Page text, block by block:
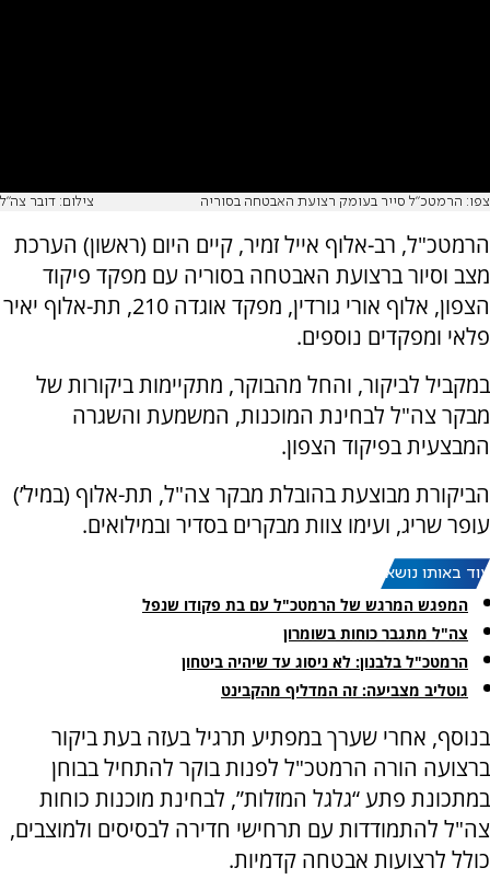
צפו: הרמטכ"ל סייר בעומק רצועת האבטחה בסוריה צילום: דובר צה"ל
הרמטכ"ל, רב-אלוף אייל זמיר, קיים היום (ראשון) הערכת
מצב וסיור ברצועת האבטחה בסוריה עם מפקד פיקוד
הצפון, אלוף אורי גורדין, מפקד אוגדה 210, תת-אלוף יאיר
פלאי ומפקדים נוספים.
במקביל לביקור, והחל מהבוקר, מתקיימות ביקורות של
מבקר צה"ל לבחינת המוכנות, המשמעת והשגרה
המבצעית בפיקוד הצפון.
הביקורת מבוצעת בהובלת מבקר צה"ל, תת-אלוף (במיל’)
עופר שריג, ועימו צוות מבקרים בסדיר ובמילואים.
עוד באותו נושא:
המפגש המרגש של הרמטכ"ל עם בת פקודו שנפל
צה"ל מתגבר כוחות בשומרון
הרמטכ"ל בלבנון: לא ניסוג עד שיהיה ביטחון
גוטליב מצביעה: זה המדליף מהקבינט
בנוסף, אחרי שערך במפתיע תרגיל בעזה בעת ביקור
ברצועה הורה הרמטכ"ל לפנות בוקר להתחיל בבוחן
במתכונת פתע “גלגל המזלות”, לבחינת מוכנות כוחות
צה"ל להתמודדות עם תרחישי חדירה לבסיסים ולמוצבים,
כולל לרצועות אבטחה קדמיות.